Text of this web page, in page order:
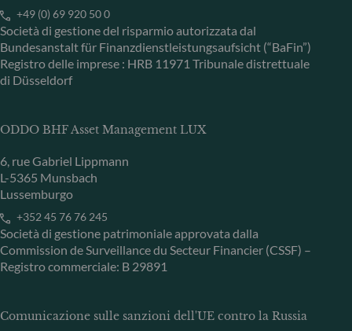
+49 (0) 69 920 50 0
Società di gestione del risparmio autorizzata dal
Bundesanstalt für Finanzdienstleistungsaufsicht (“BaFin”)
Registro delle imprese : HRB 11971 Tribunale distrettuale
di Düsseldorf
ODDO BHF Asset Management LUX
6, rue Gabriel Lippmann
L-5365 Munsbach
Lussemburgo
+352 45 76 76 245
Società di gestione patrimoniale approvata dalla
Commission de Surveillance du Secteur Financier (CSSF) –
Registro commerciale: B 29891
Comunicazione sulle sanzioni dell'UE contro la Russia